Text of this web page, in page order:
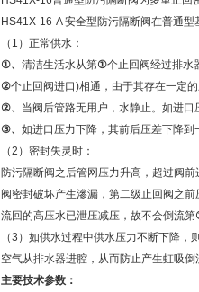
HS41X-16-A 安全型防污隔断阀在普通
（1）正常供水：
①、 清洁生活水从第①个止回阀经过排水
②个止回阀进口)相通，由于其存在一定
②、 当阀后管路无用户，水静止。如进口
③、 如进口压力下降，其前后压差下降到
（2）密封失灵时：
防污隔断阀之后管网压力升高，超过阀
阀密封破坏产生滲漏，第二级止回阀之
流回的高压水已泄压减压，故不会倒流第
（3）如供水过程中供水压力不断下降
空气从排水器进腔，从而防止产生虹吸倒
主要技术参数：